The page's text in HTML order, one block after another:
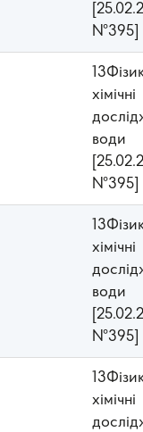
№395]
хімічні
води
№395]
хімічні
води
№395]
хімічні